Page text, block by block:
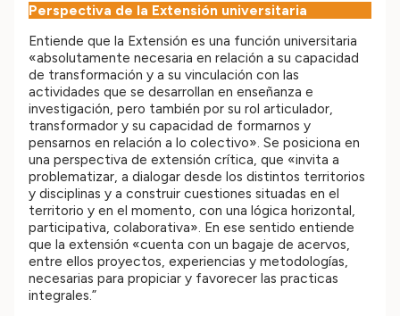
Perspectiva de la Extensión universitaria
Entiende que la Extensión es una función universitaria
«absolutamente necesaria en relación a su capacidad
de transformación y a su vinculación con las
actividades que se desarrollan en enseñanza e
investigación, pero también por su rol articulador,
transformador y su capacidad de formarnos y
pensarnos en relación a lo colectivo». Se posiciona en
una perspectiva de extensión crítica, que «invita a
problematizar, a dialogar desde los distintos territorios
y disciplinas y a construir cuestiones situadas en el
territorio y en el momento, con una lógica horizontal,
participativa, colaborativa». En ese sentido entiende
que la extensión «cuenta con un bagaje de acervos,
entre ellos proyectos, experiencias y metodologías,
necesarias para propiciar y favorecer las practicas
integrales.”